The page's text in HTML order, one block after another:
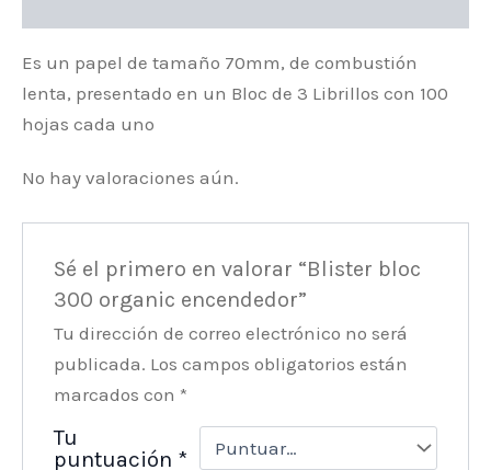
Es un papel de tamaño 70mm, de combustión
lenta, presentado en un Bloc de 3 Librillos con 100
hojas cada uno
No hay valoraciones aún.
Sé el primero en valorar “Blister bloc
300 organic encendedor”
Tu dirección de correo electrónico no será
publicada. Los campos obligatorios están
marcados con *
Tu
puntuación *